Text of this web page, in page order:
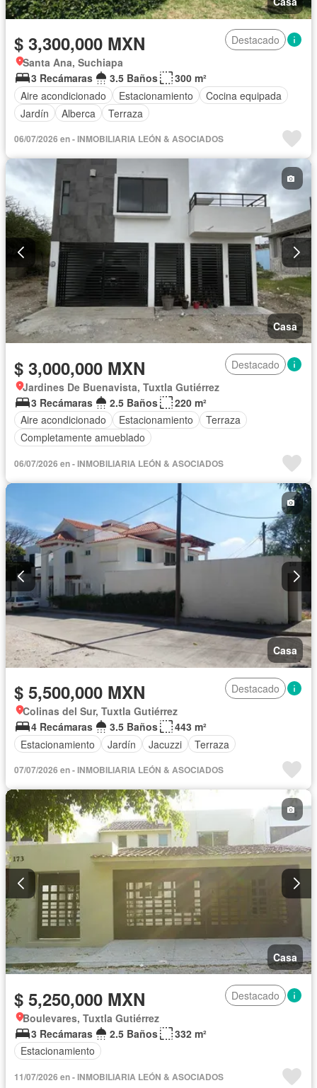
$ 3,300,000 MXN
Destacado
Santa Ana, Suchiapa
3 Recámaras
3.5 Baños
300 m²
Aire acondicionado
Estacionamiento
Cocina equipada
Jardín
Alberca Terraza
06/07/2026 en - INMOBILIARIA LEÓN & ASOCIADOS
Casa
$ 3,000,000 MXN
Destacado
Jardines De Buenavista, Tuxtla Gutiérrez
3 Recámaras
2.5 Baños
220 m²
Aire acondicionado
Estacionamiento
Terraza
Completamente amueblado
06/07/2026 en - INMOBILIARIA LEÓN & ASOCIADOS
Casa
$ 5,500,000 MXN
Destacado
Colinas del Sur, Tuxtla Gutiérrez
4 Recámaras
3.5 Baños
443 m²
Estacionamiento
Jardín Jacuzzi Terraza
07/07/2026 en - INMOBILIARIA LEÓN & ASOCIADOS
Casa
$ 5,250,000 MXN
Destacado
Boulevares, Tuxtla Gutiérrez
3 Recámaras
2.5 Baños
332 m²
Estacionamiento
11/07/2026 en - INMOBILIARIA LEÓN & ASOCIADOS